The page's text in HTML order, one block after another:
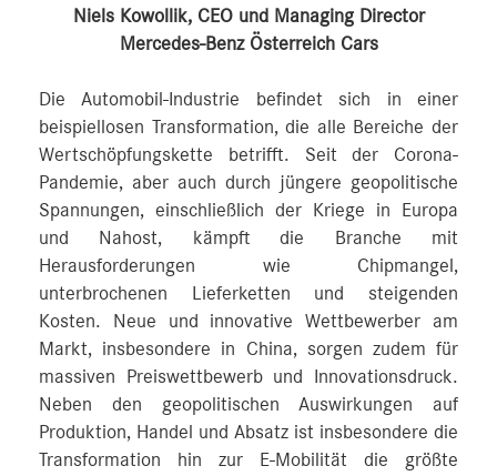
Niels Kowollik, CEO und Managing Director
Mercedes-Benz Österreich Cars
Die Automobil-Industrie befindet sich in einer
beispiellosen Transformation, die alle Bereiche der
Wertschöpfungskette betrifft. Seit der Corona-
Pandemie, aber auch durch jüngere geopolitische
Spannungen, einschließlich der Kriege in Europa
und Nahost, kämpft die Branche mit
Herausforderungen wie Chipmangel,
unterbrochenen Lieferketten und steigenden
Kosten. Neue und innovative Wettbewerber am
Markt, insbesondere in China, sorgen zudem für
massiven Preiswettbewerb und Innovationsdruck.
Neben den geopolitischen Auswirkungen auf
Produktion, Handel und Absatz ist insbesondere die
Transformation hin zur E-Mobilität die größte